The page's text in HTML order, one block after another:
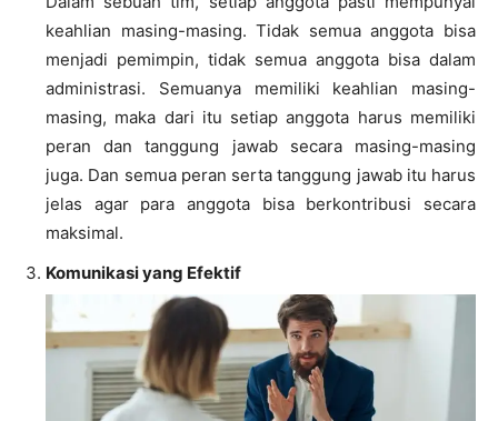
keahlian masing-masing. Tidak semua anggota bisa
menjadi pemimpin, tidak semua anggota bisa dalam
administrasi. Semuanya memiliki keahlian masing-
masing, maka dari itu setiap anggota harus memiliki
peran dan tanggung jawab secara masing-masing
juga. Dan semua peran serta tanggung jawab itu harus
jelas agar para anggota bisa berkontribusi secara
maksimal.
Komunikasi yang Efektif